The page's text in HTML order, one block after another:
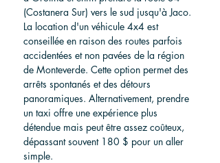
(Costanera Sur) vers le sud jusqu'à Jaco.
La location d'un véhicule 4x4 est
conseillée en raison des routes parfois
accidentées et non pavées de la région
de Monteverde. Cette option permet des
arrêts spontanés et des détours
panoramiques. Alternativement, prendre
un taxi offre une expérience plus
détendue mais peut être assez coûteux,
dépassant souvent 180 $ pour un aller
simple.